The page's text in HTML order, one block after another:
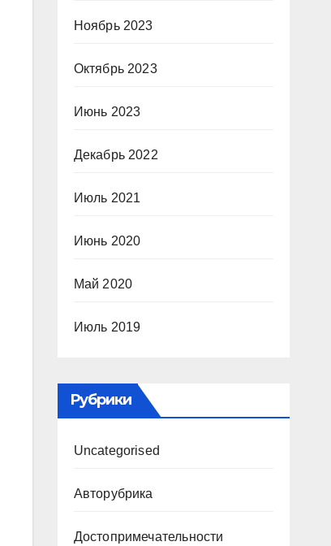
Ноябрь 2023
Октябрь 2023
Июнь 2023
Декабрь 2022
Июль 2021
Июнь 2020
Май 2020
Июль 2019
Рубрики
Uncategorised
Авторубрика
Достопримечательности